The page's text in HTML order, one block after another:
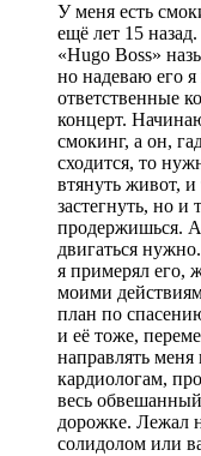
У меня есть
ещё лет 15
«Hugo Boss»
но надеваю его я
ответственные
концерт.
смокинг, а он,
сходится, то
втянуть живот,
застегнуть, но и
продержишься. А
двигаться
я примерял его,
моими
план по
и её тоже,
направлять
кардиологам,
весь
дорожке. Лежал
солидолом или